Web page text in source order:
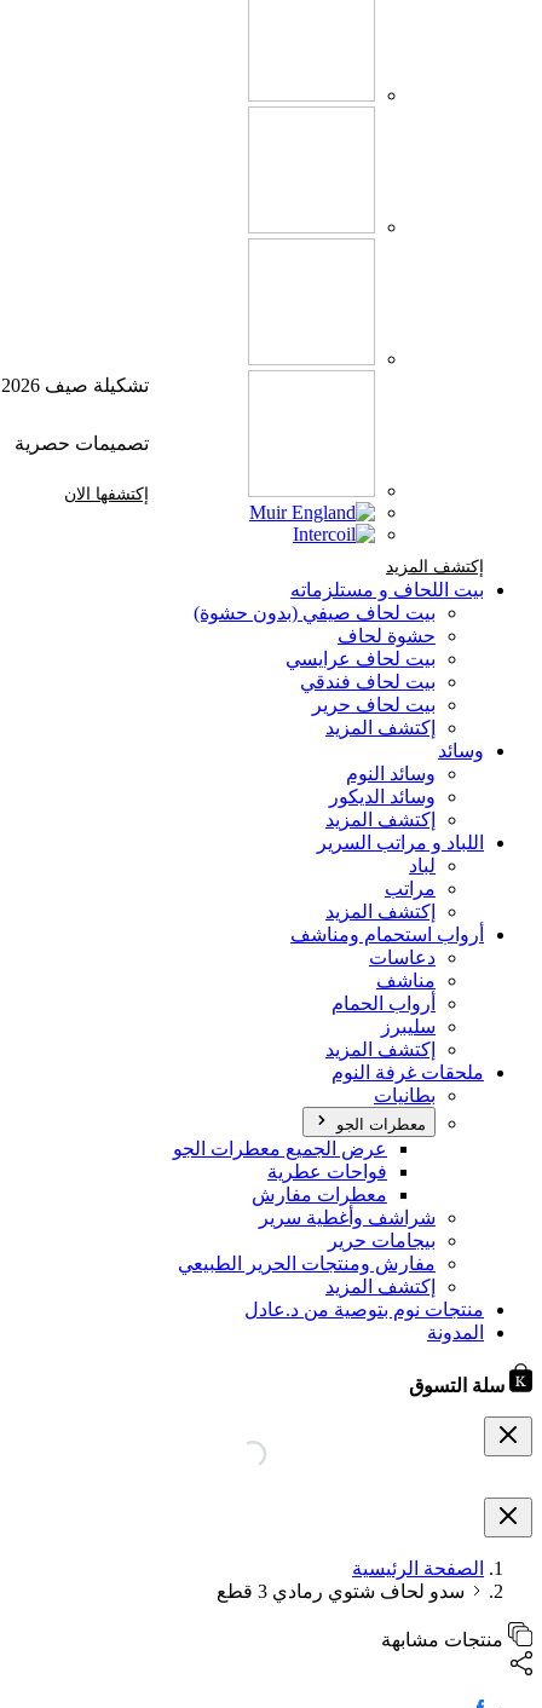
إكتشف المزيد
تشكيلة صيف 2026
تصميمات حصرية
إكتشفها الان
بيت اللحاف و مستلزماته
بيت لحاف صيفي (بدون حشوة)
حشوة لحاف
بيت لحاف عرايسي
بيت لحاف فندقي
بيت لحاف حرير
إكتشف المزيد
وسائد
وسائد النوم
وسائد الديكور
إكتشف المزيد
اللباد و مراتب السرير
لباد
مراتب
إكتشف المزيد
أرواب استحمام ومناشف
دعاسات
مناشف
أرواب الحمام
سليبرز
إكتشف المزيد
ملحقات غرفة النوم
بطانيات
معطرات الجو
عرض الجميع معطرات الجو
فواحات عطرية
معطرات مفارش
شراشف وأغطية سرير
بيجامات حرير
مفارش ومنتجات الحرير الطبيعي
إكتشف المزيد
منتجات نوم بتوصية من د.عادل
المدونة
سلة التسوق
الصفحة الرئيسية
سدو لحاف شتوي رمادي 3 قطع
منتجات مشابهة